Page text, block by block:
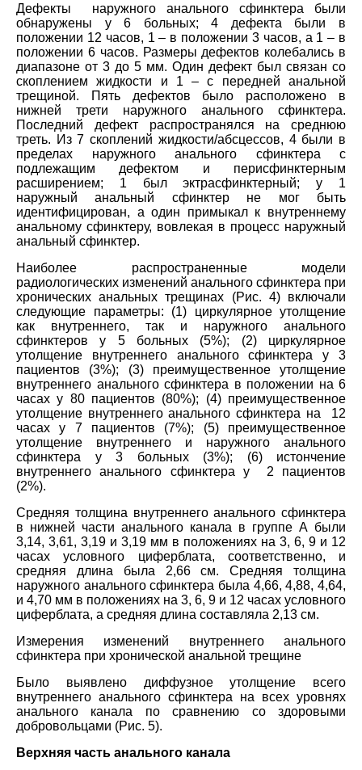
Дефекты наружного анального сфинктера были
обнаружены у 6 больных; 4 дефекта были в
положении 12 часов, 1 – в положении 3 часов, а 1 – в
положении 6 часов. Размеры дефектов колебались в
диапазоне от 3 до 5 мм. Один дефект был связан со
скоплением жидкости и 1 – с передней анальной
трещиной. Пять дефектов было расположено в
нижней трети наружного анального сфинктера.
Последний дефект распространялся на среднюю
треть. Из 7 скоплений жидкости/абсцессов, 4 были в
пределах наружного анального сфинктера с
подлежащим дефектом и перисфинктерным
расширением; 1 был эктрасфинктерный; у 1
наружный анальный сфинктер не мог быть
идентифицирован, а один примыкал к внутреннему
анальному сфинктеру, вовлекая в процесс наружный
анальный сфинктер.
Наиболее распространенные модели
радиологических изменений анального сфинктера при
хронических анальных трещинах (Рис. 4) включали
следующие параметры: (1) циркулярное утолщение
как внутреннего, так и наружного анального
сфинктеров у 5 больных (5%); (2) циркулярное
утолщение внутреннего анального сфинктера у 3
пациентов (3%); (3) преимущественное утолщение
внутреннего анального сфинктера в положении на 6
часах у 80 пациентов (80%); (4) преимущественное
утолщение внутреннего анального сфинктера на 12
часах у 7 пациентов (7%); (5) преимущественное
утолщение внутреннего и наружного анального
сфинктера у 3 больных (3%); (6) истончение
внутреннего анального сфинктера у 2 пациентов
(2%).
Средняя толщина внутреннего анального сфинктера
в нижней части анального канала в группе А были
3,14, 3,61, 3,19 и 3,19 мм в положениях на 3, 6, 9 и 12
часах условного циферблата, соответственно, и
средняя длина была 2,66 см. Средняя толщина
наружного анального сфинктера была 4,66, 4,88, 4,64,
и 4,70 мм в положениях на 3, 6, 9 и 12 часах условного
циферблата, а средняя длина составляла 2,13 см.
Измерения изменений внутреннего анального
сфинктера при хронической анальной трещине
Было выявлено диффузное утолщение всего
внутреннего анального сфинктера на всех уровнях
анального канала по сравнению со здоровыми
добровольцами (Рис. 5).
Верхняя часть анального канала